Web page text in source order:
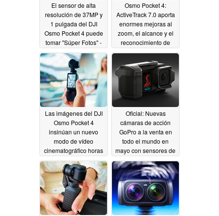
El sensor de alta
resolución de 37MP y
1 pulgada del DJI
Osmo Pocket 4 puede
tomar "Súper Fotos" -
así es como04/17/2026
Osmo Pocket 4:
ActiveTrack 7.0 aporta
enormes mejoras al
zoom, el alcance y el
reconocimiento de
sujetos04/17/2026
Las imágenes del DJI
Osmo Pocket 4
insinúan un nuevo
modo de vídeo
cinematográfico horas
antes de su
lanzamiento04/15/2026
Oficial: Nuevas
cámaras de acción
GoPro a la venta en
todo el mundo en
mayo con sensores de
1 pulgada04/14/2026